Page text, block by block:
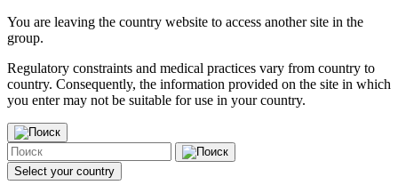
You are leaving the country website to access another site in the
group.
Regulatory constraints and medical practices vary from country to
country. Consequently, the information provided on the site in which
you enter may not be suitable for use in your country.
Select your country